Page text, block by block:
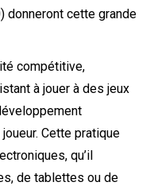
donneront cette grande
compétitive,
à jouer à des jeux
Cette pratique
qu’il
de tablettes ou de